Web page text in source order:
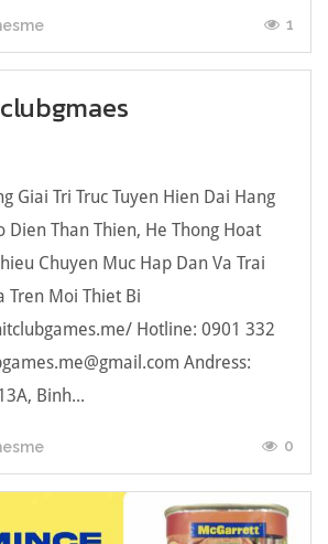
1
Giai Tri Truc Tuyen Hien Dai Hang
Dien Than Thien, He Thong Hoat
Chuyen Muc Hap Dan Va Trai
Tren Moi Thiet Bi
Hotline: 0901 332
Andress:
Binh...
0